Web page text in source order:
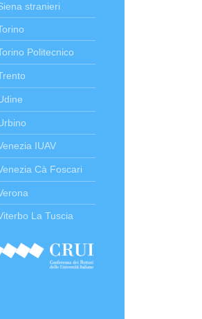
stranieri
Politecnico
IUAV
Cà Foscari
La Tuscia